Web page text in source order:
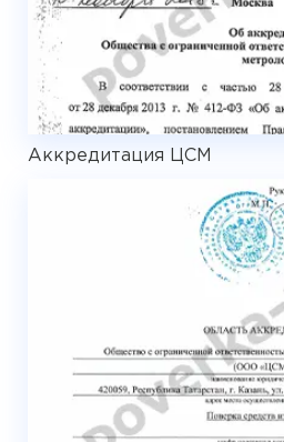
Аккредитация ЦСМ